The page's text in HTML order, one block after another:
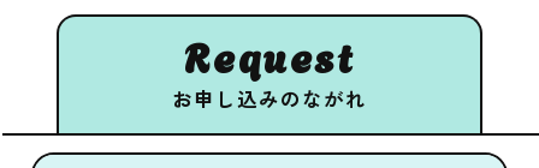
Request
お申し込みのながれ